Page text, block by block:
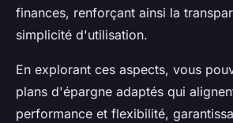
finances, renforçant ainsi la
simplicité d'utilisation.
En explorant ces aspects, vous
plans d'épargne adaptés qui
performance et flexibilité,